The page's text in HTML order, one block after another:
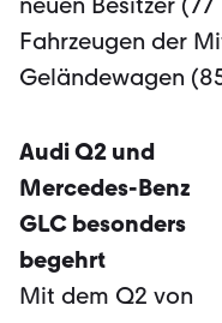
Fahrzeugen der
Geländewagen
Audi Q2 und
Mercedes-Benz
GLC besonders
begehrt
Mit dem Q2 von